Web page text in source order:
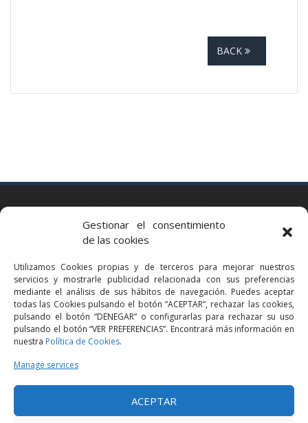
Gestionar el consentimiento
de las cookies
Utilizamos Cookies propias y de terceros para mejorar nuestros
servicios y mostrarle publicidad relacionada con sus preferencias
mediante el análisis de sus hábitos de navegación. Puedes aceptar
todas las Cookies pulsando el botón “ACEPTAR”, rechazar las cookies,
pulsando el botón “DENEGAR” o configurarlas para rechazar su uso
pulsando el botón “VER PREFERENCIAS”. Encontrará más información en
nuestra Política de Cookies.
Manage services
ACEPTAR
BACK
Via Augusta 2 bis, 3º, 08006 Barcelona
bcn@bellavistalegal.eu
GRANOLLERS
C/ Sant Jaume, 16 1r, 08401 Granollers (Bcn)
+34 93 860 39 60
grn@bellavistalegal.eu
MADRID
C/ Serrano 114, 2º izq. 28006 Madrid.
+34 91 431 98 21 | +34 91 431 98 95
mad@bellavistalegal.eu